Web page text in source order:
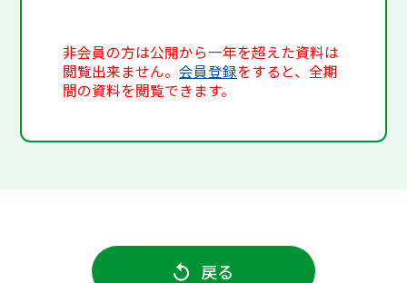
非会員の方は公開から一年を超えた資料は
閲覧出来ません。会員登録をすると、全期
間の資料を閲覧できます。
戻る